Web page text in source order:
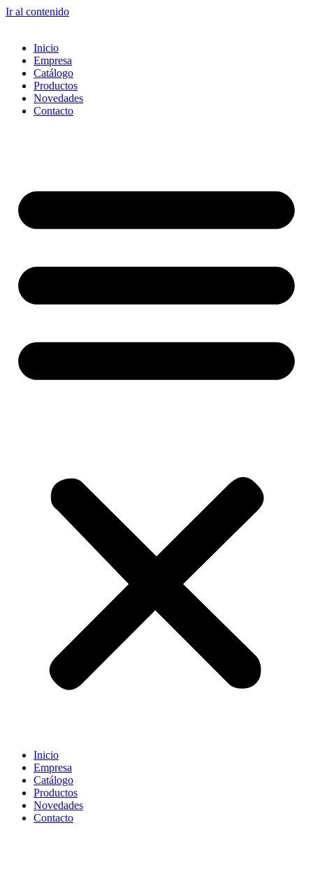
Ir al contenido
Inicio
Empresa
Catálogo
Productos
Novedades
Contacto
Inicio
Empresa
Catálogo
Productos
Novedades
Contacto